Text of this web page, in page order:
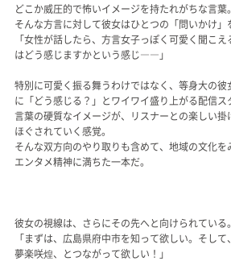
どこか威圧的で怖いイメージを持たれがちな言葉。
そんな方言に対して彼女はひとつの「問いかけ」
「女性が話したら、方言女子っぽく可愛く聞こ
はどう感じますかという感じ――」
特別に可愛く振る舞うわけではなく、等身大の
に「どう感じる？」とワイワイ盛り上がる配信ス
言葉の硬質なイメージが、リスナーとの楽しい
ほぐされていく感覚。
そんな双方向のやり取りも含めて、地域の文化
エンタメ精神に満ちた一本だ。
彼女の視線は、さらにその先へと向けられている。
「まずは、広島県府中市を知って欲しい。そし
夢楽咲煌、とつながって欲しい！」